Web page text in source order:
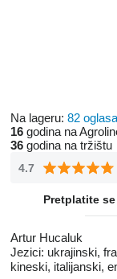
Na lageru: 82 oglasa
16 godina na
36 godina na tržištu
4.7
Pretplatite
Artur Hucaluk
Jezici: ukrajinski,
kineski, italijanski,